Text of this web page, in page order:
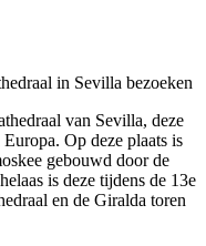
van Sevilla, deze
Op deze plaats is
gebouwd door de
is deze tijdens de 13e
en de Giralda toren